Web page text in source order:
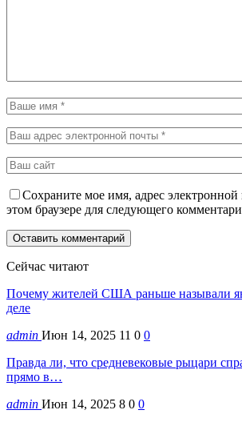
Сохраните мое имя, адрес
этом браузере для следующего
Сейчас читают
Почему жителей США раньше называли
деле
admin Июн 14, 2025 11 0 0
Правда ли, что средневековые рыцари
прямо в…
admin Июн 14, 2025 8 0 0